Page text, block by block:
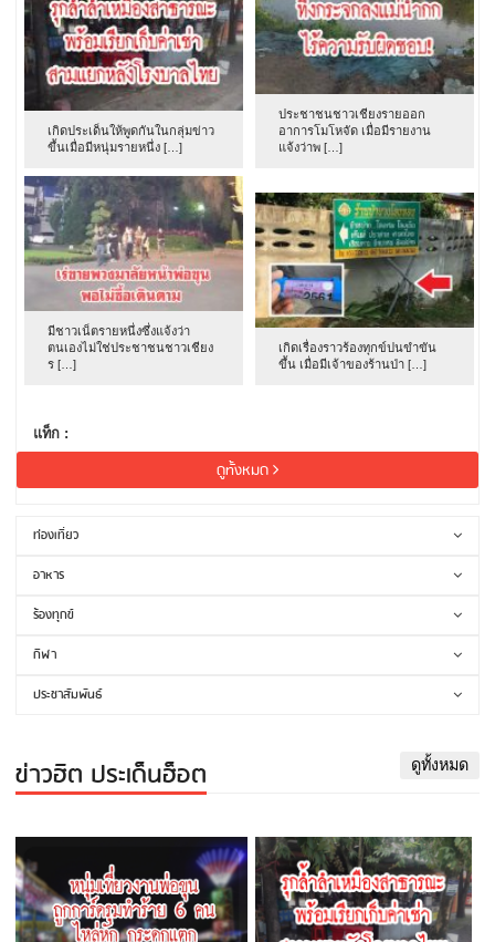
เกิดประเด็นให้พูดกันในกลุ่มข่าว
ขึ้นเมื่อมีหนุ่มรายหนึ่ง […]
ประชาชนชาวเชียงรายออก
อาการโมโหจัด เมื่อมีรายงาน
แจ้งว่าพ […]
มีชาวเน็ตรายหนึ่งซึ่งแจ้งว่า
ตนเองไม่ใช่ประชาชนชาวเชียง
ร […]
เกิดเรื่องราวร้องทุกข์ปนขำขัน
ขึ้น เมื่อมีเจ้าของร้านป่า […]
แท็ก :
ดูทั้งหมด
ท่องเที่ยว
อาหาร
ร้องทุกข์
กีฬา
ประชาสัมพันธ์
ข่าวฮิต ประเด็นฮ็อต ดูทั้งหมด